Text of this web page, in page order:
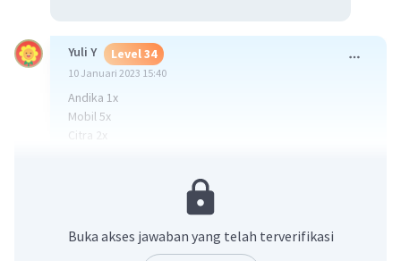
Yuli Y Level 34
10 Januari 2023 15:40
Andika 1x
Mobil 5x
Citra 2x
Median 1+2+5 = 8 : 2 = 4
Mean = 1+2+5 = 8 :3 = 2,67
Yang dapat mewakili modus, mean, dan median adalah
Buka akses jawaban yang telah terverifikasi